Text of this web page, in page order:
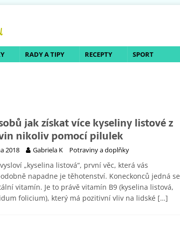
RADY A TIPY RECEPTY SPORT
jak získat více kyseliny listové z
nikoliv pomocí pilulek
2018 Gabriela K Potraviny a doplňky
„kyselina listová“, první věc, která vás
napadne je těhotenství. Koneckonců jedná se
vitamín. Je to právě vitamín B9 (kyselina listová,
folicium), který má pozitivní vliv na lidské […]